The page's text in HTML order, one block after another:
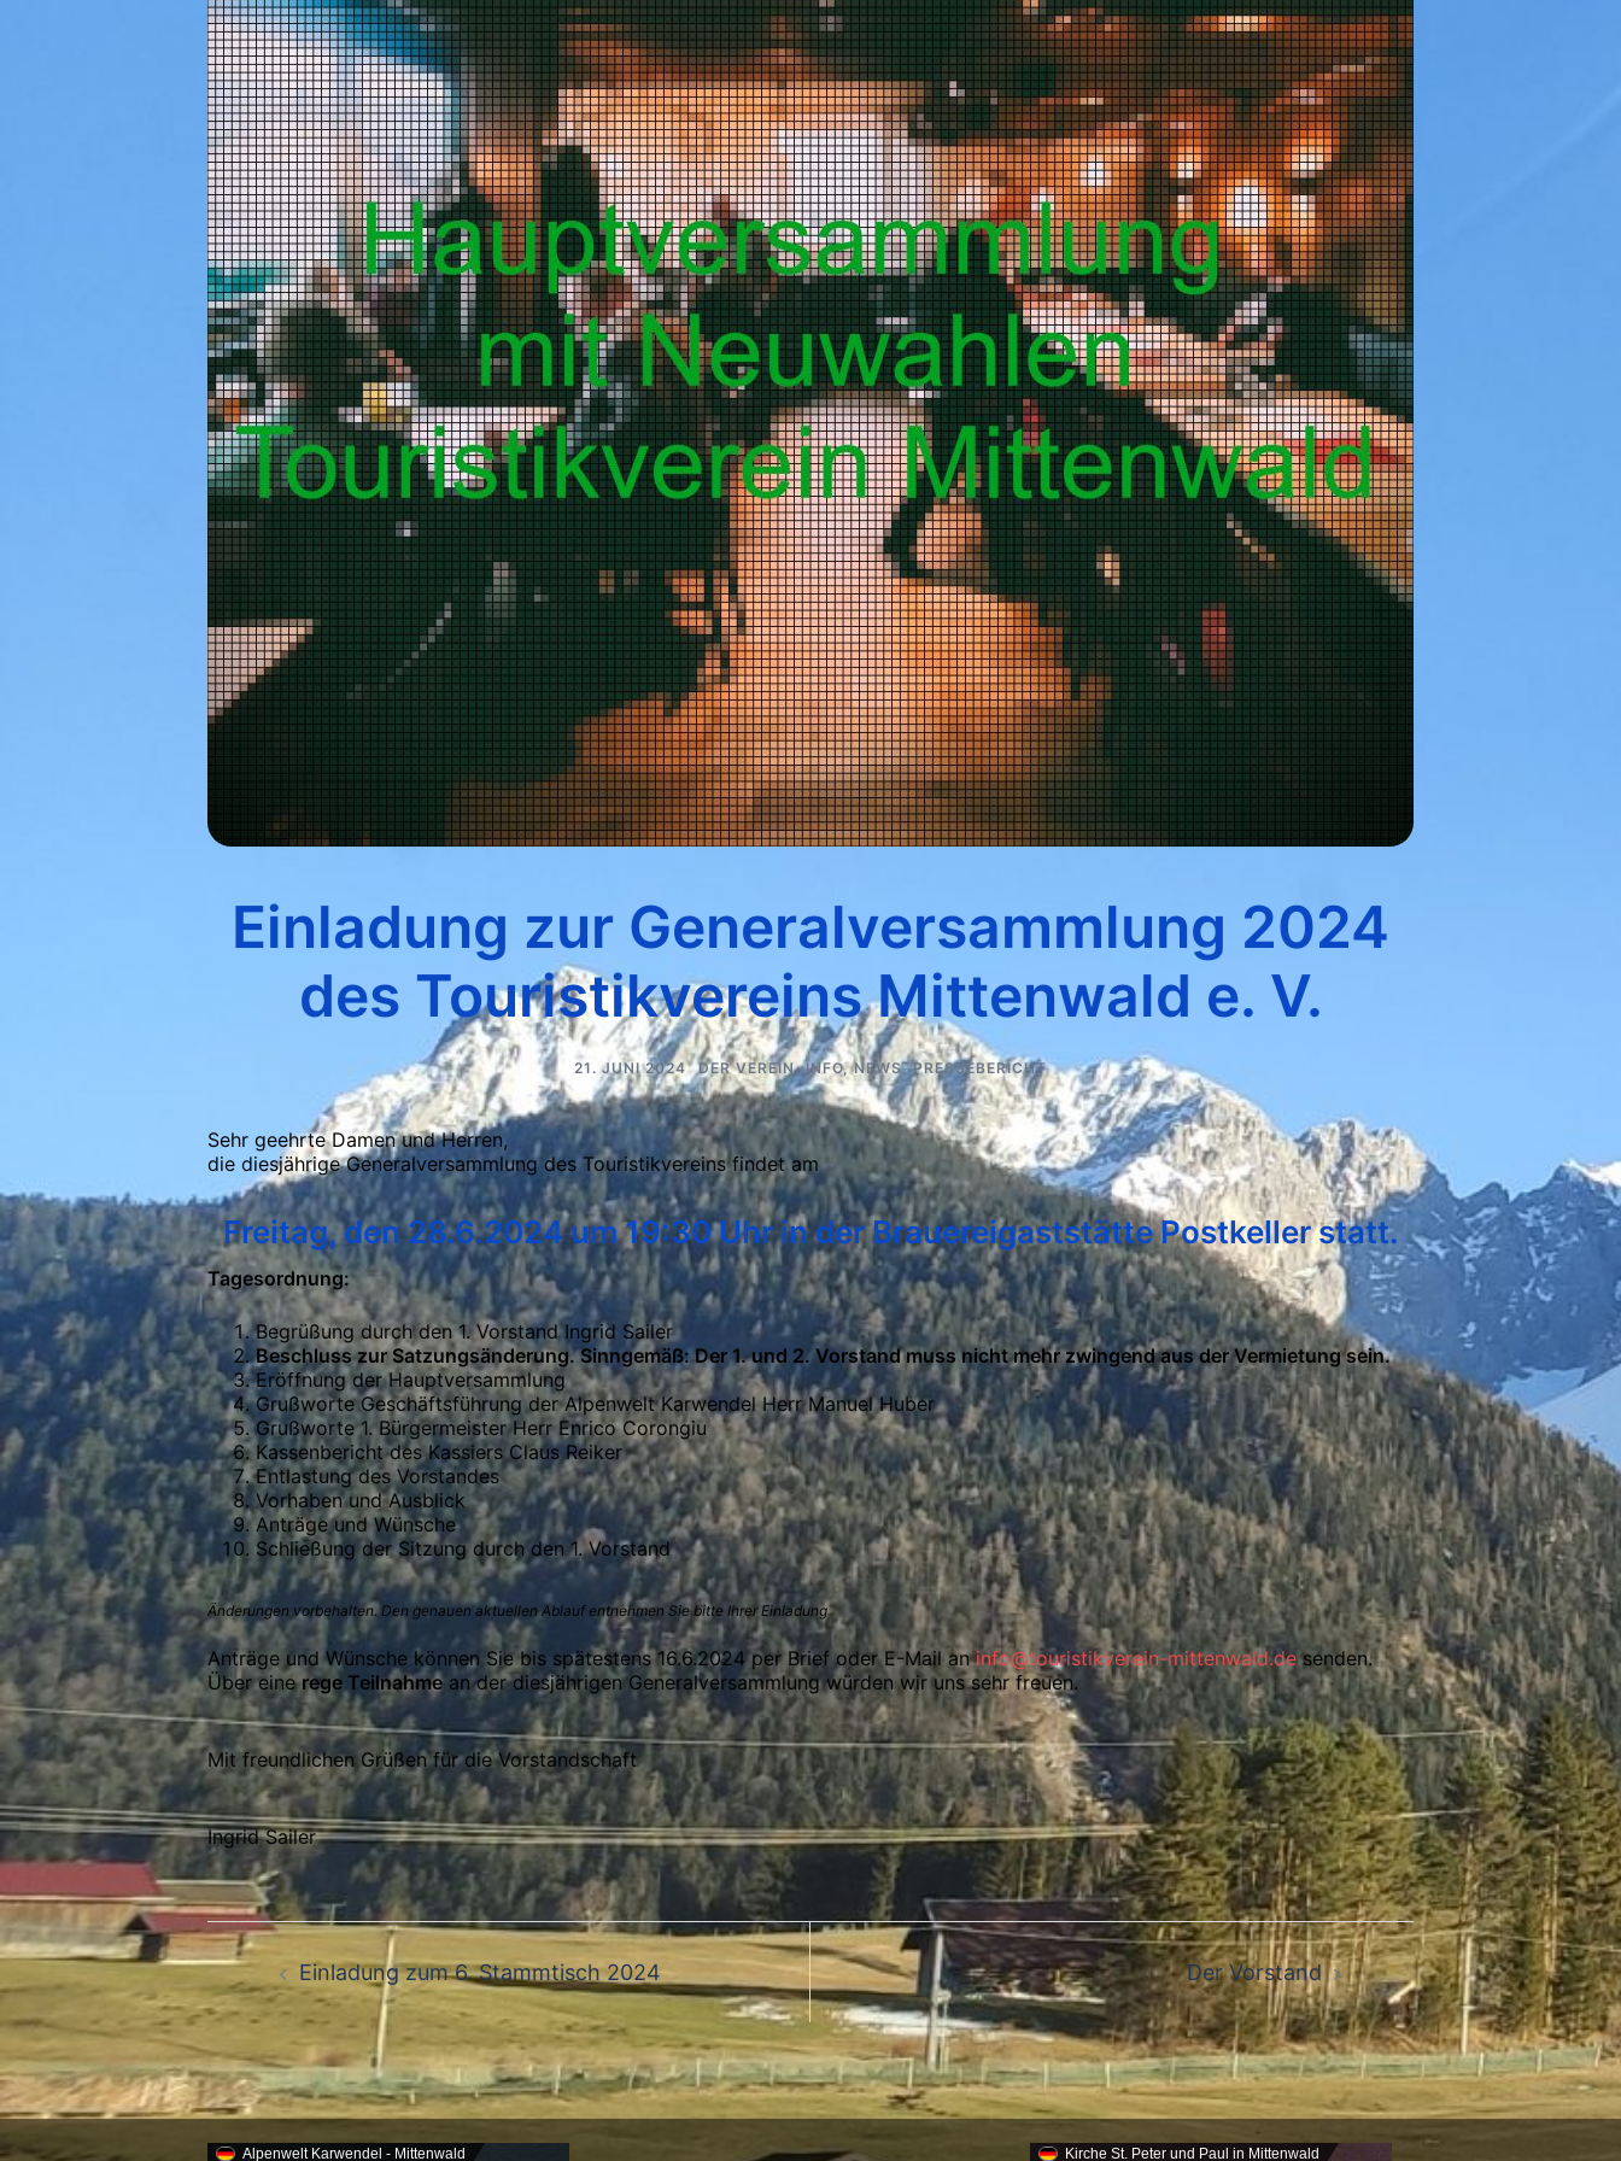
Einladung zur Generalversammlung 2024
des Touristikvereins Mittenwald e. V.
21. JUNI 2024 DER VEREIN,INFO,NEWS,PRESSEBERICHT
Sehr geehrte Damen und Herren,
die diesjährige Generalversammlung des Touristikvereins findet am
Freitag, den 28.6.2024 um 19:30 Uhr in der Brauereigaststätte Postkeller statt.
Tagesordnung:
Begrüßung durch den 1. Vorstand Ingrid Sailer
Beschluss zur Satzungsänderung. Sinngemäß: Der 1. und 2. Vorstand muss nicht mehr zwingend aus der Vermietung sein.
Eröffnung der Hauptversammlung
Grußworte Geschäftsführung der Alpenwelt Karwendel Herr Manuel Huber
Grußworte 1. Bürgermeister Herr Enrico Corongiu
Kassenbericht des Kassiers Claus Reiker
Entlastung des Vorstandes
Vorhaben und Ausblick
Anträge und Wünsche
Schließung der Sitzung durch den 1. Vorstand
Änderungen vorbehalten. Den genauen aktuellen Ablauf entnehmen Sie bitte Ihrer Einladung
Anträge und Wünsche können Sie bis spätestens 16.6.2024 per Brief oder E-Mail aninfo@touristikverein-mittenwald.desenden.
Über einerege Teilnahmean der diesjährigen Generalversammlung würden wir uns sehr freuen.
Mit freundlichen Grüßen für die Vorstandschaft
Ingrid Sailer
Beitragsnavigation
Einladung zum 6. Stammtisch 2024 Der Vorstand
Alpenwelt Karwendel - Mittenwald Kirche St. Peter und Paul in Mittenwald